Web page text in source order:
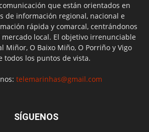
que están orientados en
de información regional, nacional e
rápida y comarcal, centrándonos
local. El objetivo irrenunciable
Miñor, O Baixo Miño, O Porriño y Vigo
todos los puntos de vista.
telemarinhas@gmail.com
SÍGUENOS